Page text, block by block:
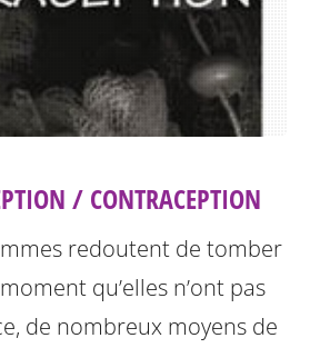
/ CONTRACEPTION
redoutent de tomber
qu’elles n’ont pas
de nombreux moyens de